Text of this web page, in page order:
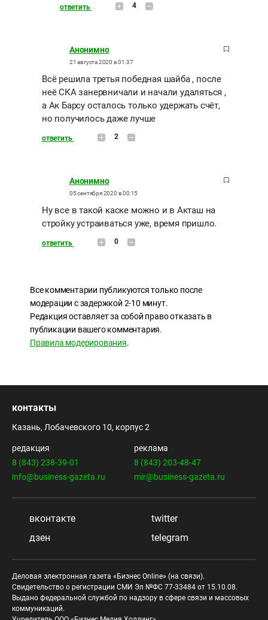
ответить 4
Анонимно
21 августа 2020 в 01:37
Всё решила третья победная шайба , после
неё СКА занервничали и начали удаляться ,
а Ак Барсу осталось только удержать счёт,
но получилось даже лучше
ответить 2
Анонимно
05 сентября 2020 в 00:15
Ну все в такой каске можно и в Акташ на
стройку устраиваться уже, время пришло.
ответить 0
Все комментарии публикуются только после
модерации с задержкой 2-10 минут.
Редакция оставляет за собой право отказать в
публикации вашего комментария.
Правила модерирования.
контакты
Казань, Лобачевского 10, корпус 2
редакция
8 (843) 238-39-01
info@business-gazeta.ru
реклама
8 (843) 203-48-47
mir@business-gazeta.ru
вконтакте
twitter
дзен
telegram
Деловая электронная газета «Бизнес Online» (на связи).
Свидетельство о регистрации СМИ Эл №ФС 77-33484 от 15.10.08.
Выдано федеральной службой по надзору в сфере связи и массовых
коммуникаций.